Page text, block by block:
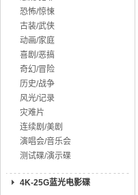
恐怖/惊悚
古装/武侠
动画/家庭
喜剧/恶搞
奇幻/冒险
历史/战争
风光/记录
灾难片
连续剧/美剧
演唱会/音乐会
测试碟/演示碟
4K-25G蓝光电影碟